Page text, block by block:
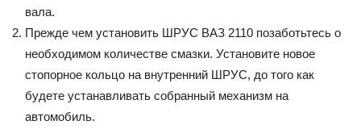
вала.
Прежде чем установить ШРУС ВАЗ 2110 позаботьтесь о
необходимом количестве смазки. Установите новое
стопорное кольцо на внутренний ШРУС, до того как
будете устанавливать собранный механизм на
автомобиль.